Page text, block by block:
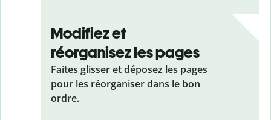
Modifiez et
réorganisez les pages
Faites glisser et déposez les pages
pour les réorganiser dans le bon
ordre.